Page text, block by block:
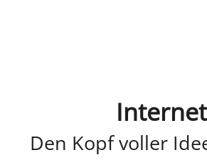
Den Kopf voller